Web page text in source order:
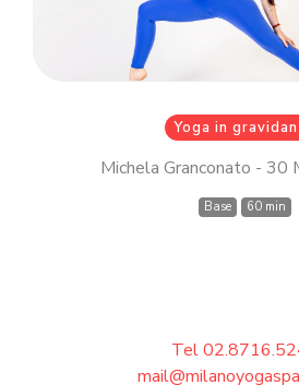
Yoga in
Michela Granconato - 30
Base 60 min
Accedi
Tel